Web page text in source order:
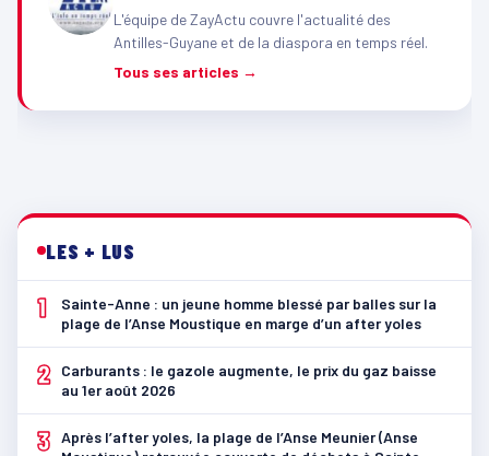
L'équipe de ZayActu couvre l'actualité des
Antilles-Guyane et de la diaspora en temps réel.
Tous ses articles →
LES + LUS
1
Sainte-Anne : un jeune homme blessé par balles sur la
plage de l’Anse Moustique en marge d’un after yoles
2
Carburants : le gazole augmente, le prix du gaz baisse
au 1er août 2026
3 Après l’after yoles, la plage de l’Anse Meunier (Anse